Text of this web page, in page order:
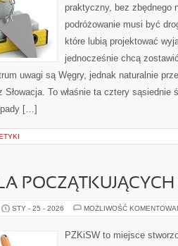
praktyczny, bez zbędnego
podróżowanie musi być
które lubią projektować
jednocześnie chcą
uwagi są Węgry, jednak naturalnie
Słowacja. To właśnie ta cztery sąsiednie
[…]
POCZĄTKUJĄCYCH
STY - 25 - 2026 MOŻLIWOŚĆ
PZKiSW to miejsce